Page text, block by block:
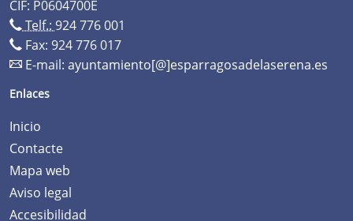
CIF: P0604700E
Telf.: 924 776 001
Fax: 924 776 017
E-mail: ayuntamiento[@]esparragosadelaserena.es
Enlaces
Inicio
Contacte
Mapa web
Aviso legal
Accesibilidad